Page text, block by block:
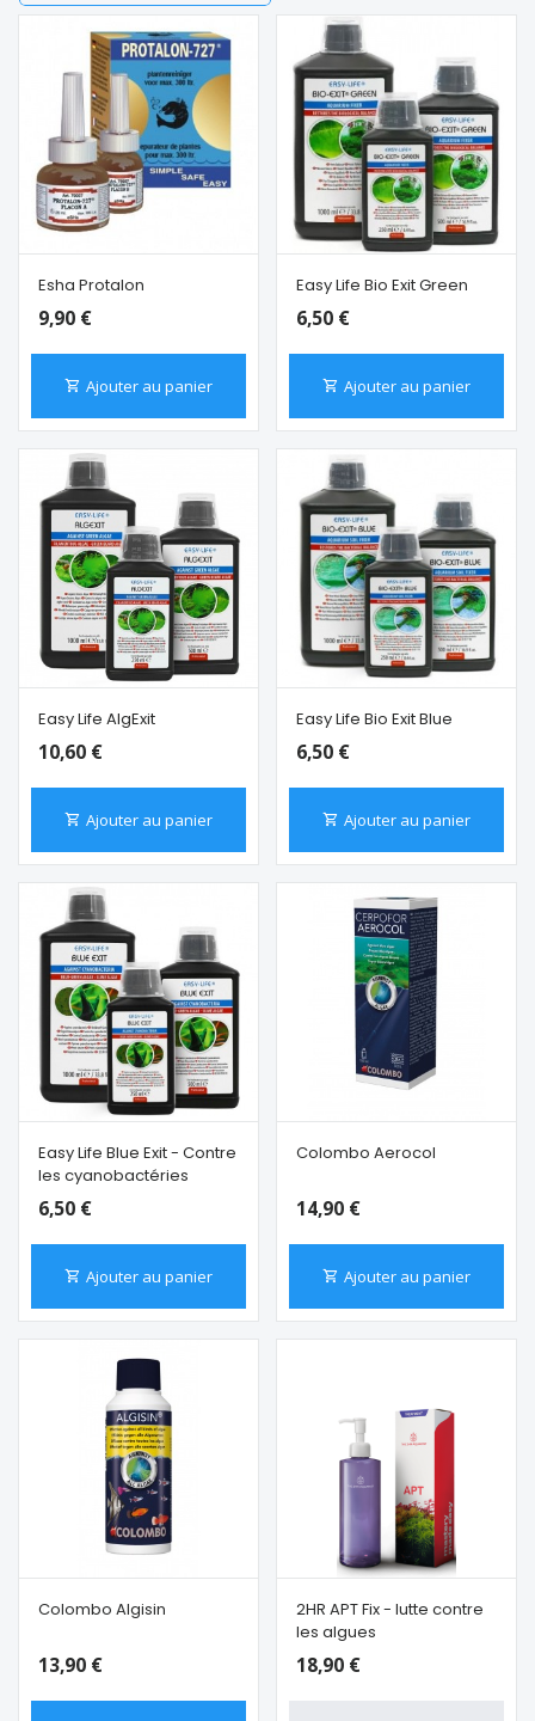
Esha Protalon
9,90 €
Ajouter au panier
Easy Life Bio Exit Green
6,50 €
Ajouter au panier
Easy Life AlgExit
10,60 €
Ajouter au panier
Easy Life Bio Exit Blue
6,50 €
Ajouter au panier
Easy Life Blue Exit - Contre
les cyanobactéries
6,50 €
Ajouter au panier
Colombo Aerocol
14,90 €
Ajouter au panier
Colombo Algisin
13,90 €
2HR APT Fix - lutte contre
les algues
18,90 €